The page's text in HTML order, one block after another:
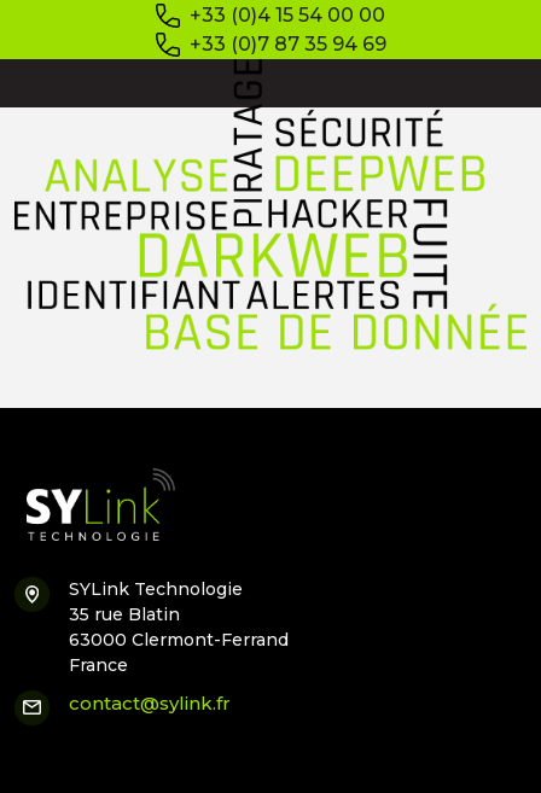
+33 (0)4 15 54 00 00
+33 (0)7 87 35 94 69
SYLink Technologie
35 rue Blatin
63000 Clermont-Ferrand
France
contact@sylink.fr